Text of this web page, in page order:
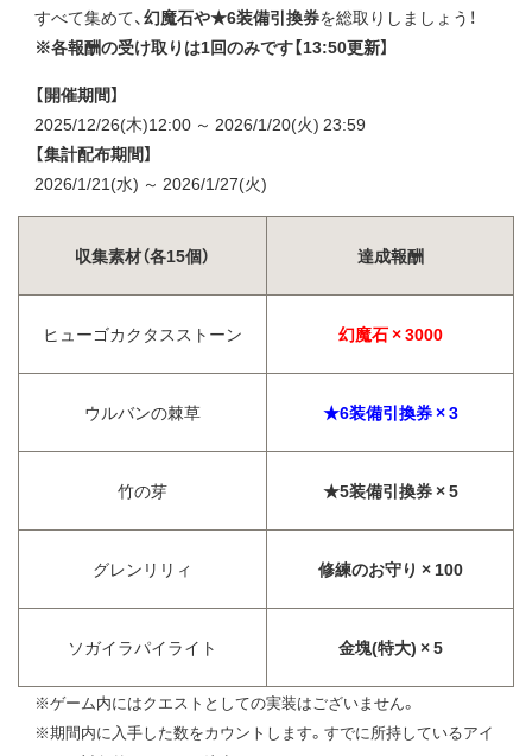
すべて集めて、幻魔石や★6装備引換券を総取りしましょう！
※各報酬の受け取りは1回のみです【13:50更新】
【開催期間】
2025/12/26(木)12:00 ～ 2026/1/20(火) 23:59
【集計配布期間】
2026/1/21(水) ～ 2026/1/27(火)
収集素材（各15個） 達成報酬
ヒューゴカクタスストーン 幻魔石 × 3000
ウルバンの棘草 ★6装備引換券 × 3
竹の芽 ★5装備引換券 × 5
グレンリリィ 修練のお守り × 100
ソガイラパイライト 金塊(特大) × 5
※ゲーム内にはクエストとしての実装はございません。
※期間内に入手した数をカウントします。すでに所持しているアイ